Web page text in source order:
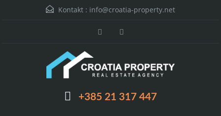
Kontakt : info@croatia-property.net
+385 21 317 447